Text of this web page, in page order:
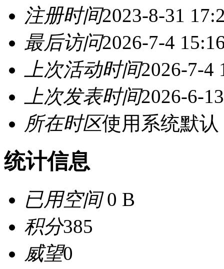
注册时间2023-8-31
最后访问2026-7-4
上次活动时间2026-7-4
上次发表时间2026-6-
所在时区使用系统默认
统计信息
已用空间0 B
积分385
威望0